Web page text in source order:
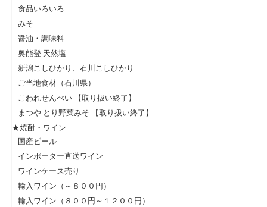
食品いろいろ
みそ
醤油・調味料
奥能登 天然塩
新潟こしひかり、石川こしひかり
ご当地食材（石川県）
こわれせんべい 【取り扱い終了】
まつや とり野菜みそ 【取り扱い終了】
★焼酎・ワイン
国産ビール
インポーター直送ワイン
ワインケース売り
輸入ワイン（～８００円）
輸入ワイン（８００円～１２００円）